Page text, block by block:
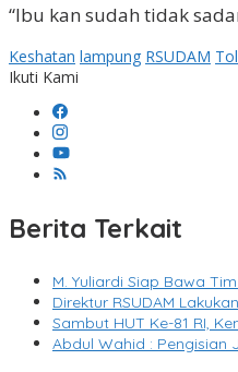
“Ibu kan sudah tidak
Keshatan lampung RSUDAM
Ikuti Kami
Berita Terkait
M. Yuliardi Siap Bawa
Direktur RSUDAM
Sambut HUT Ke-81 RI,
Abdul Wahid : Pengisian